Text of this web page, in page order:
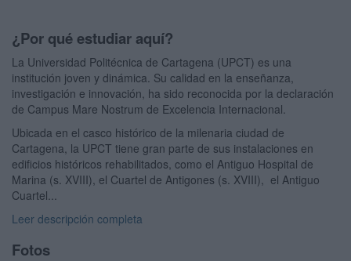
¿Por qué estudiar aquí?
La Universidad Politécnica de Cartagena (UPCT) es una
institución joven y dinámica. Su calidad en la enseñanza,
investigación e innovación, ha sido reconocida por la declaración
de Campus Mare Nostrum de Excelencia Internacional.
Ubicada en el casco histórico de la milenaria ciudad de
Cartagena, la UPCT tiene gran parte de sus instalaciones en
edificios históricos rehabilitados, como el Antiguo Hospital de
Marina (s. XVIII), el Cuartel de Antigones (s. XVIII), el Antiguo
Cuartel...
Leer descripción completa
Fotos